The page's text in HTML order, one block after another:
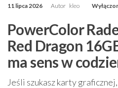
11 lipca 2026 Autor kleo
PowerColor
Red Dragon
ma sens w
Jeśli szukasz karty